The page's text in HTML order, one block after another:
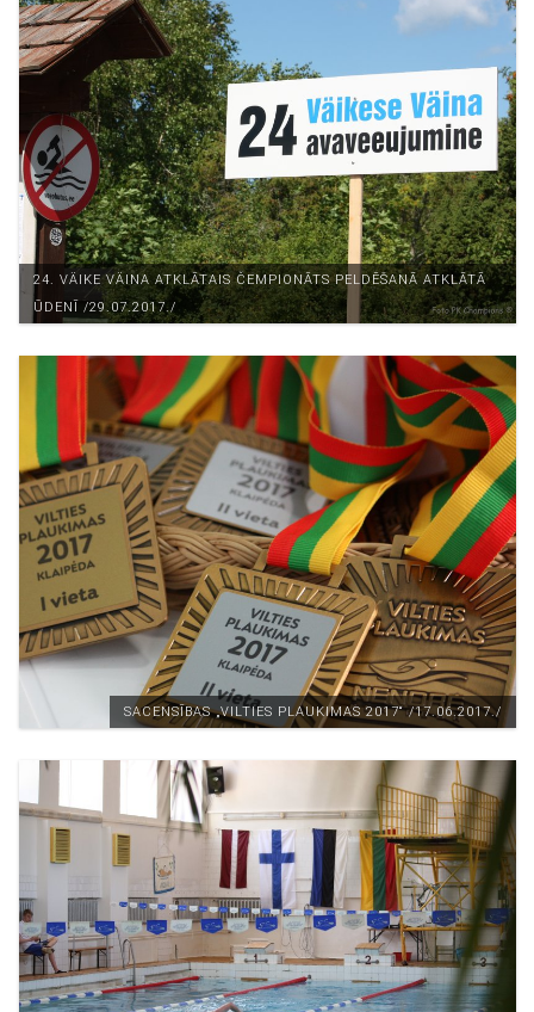
24. VÄIKE VÄINA ATKLĀTAIS ČEMPIONĀTS PELDĒŠANĀ ATKLĀTĀ
ŪDENĪ /29.07.2017./
SACENSĪBAS „VILTIES PLAUKIMAS 2017“ /17.06.2017./